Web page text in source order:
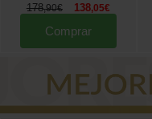
178,90€ 138,05€
Comprar